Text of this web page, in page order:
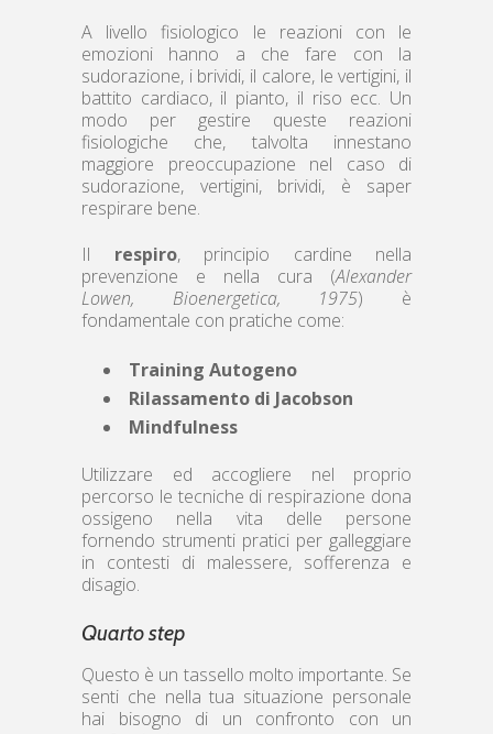
A livello fisiologico le reazioni con le
emozioni hanno a che fare con la
sudorazione, i brividi, il calore, le vertigini, il
battito cardiaco, il pianto, il riso ecc. Un
modo per gestire queste reazioni
fisiologiche che, talvolta innestano
maggiore preoccupazione nel caso di
sudorazione, vertigini, brividi, è saper
respirare bene.
Il respiro, principio cardine nella
prevenzione e nella cura (Alexander
Lowen, Bioenergetica, 1975) è
fondamentale con pratiche come:
Training Autogeno
Rilassamento di Jacobson
Mindfulness
Utilizzare ed accogliere nel proprio
percorso le tecniche di respirazione dona
ossigeno nella vita delle persone
fornendo strumenti pratici per galleggiare
in contesti di malessere, sofferenza e
disagio.
Quarto step
Questo è un tassello molto importante. Se
senti che nella tua situazione personale
hai bisogno di un confronto con un